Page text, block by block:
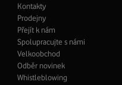
Kontakty
Prodejny
Přejít k nám
Spolupracujte s námi
Velkoobchod
Odběr novinek
Whistleblowing